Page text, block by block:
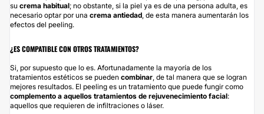
su crema habitual; no obstante, si la piel ya es de una persona adulta, es
necesario optar por una crema antiedad , de esta manera aumentarán los
efectos del peeling.
¿ES COMPATIBLE CON OTROS TRATAMIENTOS?
Si, por supuesto que lo es. Afortunadamente la mayoría de los
tratamientos estéticos se pueden combinar , de tal manera que se logran
mejores resultados. El peeling es un tratamiento que puede fungir como
complemento a aquellos tratamientos de rejuvenecimiento facial:
aquellos que requieren de infiltraciones o láser.